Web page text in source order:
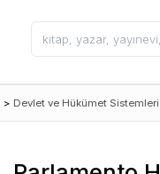
> Devlet ve Hükümet Sistemleri